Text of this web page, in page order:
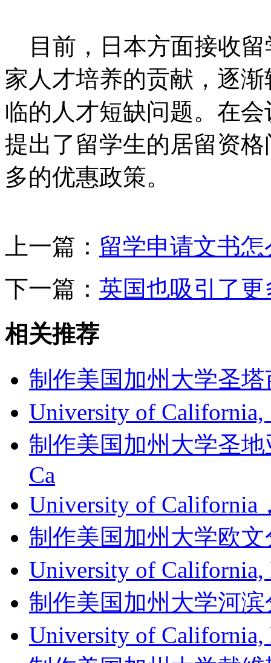
目前，日本方面接收留
家人才培养的贡献，逐
临的人才短缺问题。在
提出了留学生的居留资
多的优惠政策。
上一篇： 留学申请文书
下一篇： 英国也吸引了
相关推荐
制作美国加州大学圣
University of California,
制作美国加州大学圣
Ca
University of California
制作美国加州大学欧
University of
制作美国加州大学河
University of